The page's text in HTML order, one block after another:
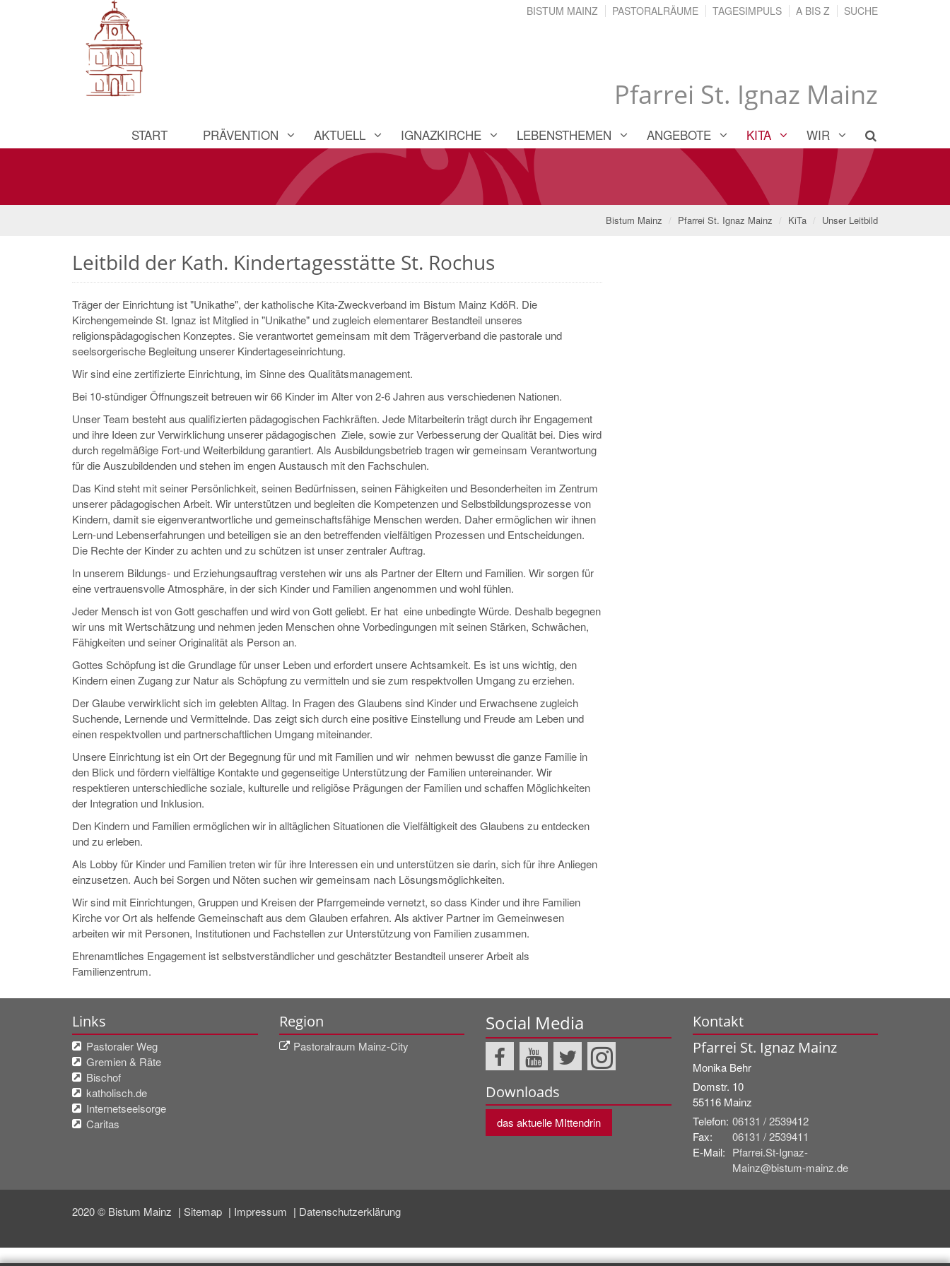
Pfarrei St. Ignaz Mainz
BISTUM MAINZ PASTORALRÄUME TAGESIMPULS A BIS Z SUCHE
START PRÄVENTION AKTUELL IGNAZKIRCHE LEBENSTHEMEN ANGEBOTE KITA WIR
Bistum Mainz Pfarrei St. Ignaz Mainz KiTa Unser Leitbild
Leitbild der Kath. Kindertagesstätte St. Rochus
Träger der Einrichtung ist "Unikathe", der katholische Kita-Zweckverband im Bistum Mainz KdöR. Die
Kirchengemeinde St. Ignaz ist Mitglied in "Unikathe" und zugleich elementarer Bestandteil unseres
religionspädagogischen Konzeptes. Sie verantwortet gemeinsam mit dem Trägerverband die pastorale und
seelsorgerische Begleitung unserer Kindertageseinrichtung.
Wir sind eine zertifizierte Einrichtung, im Sinne des Qualitätsmanagement.
Bei 10-stündiger Öffnungszeit betreuen wir 66 Kinder im Alter von 2-6 Jahren aus verschiedenen Nationen.
Unser Team besteht aus qualifizierten pädagogischen Fachkräften. Jede Mitarbeiterin trägt durch ihr Engagement
und ihre Ideen zur Verwirklichung unserer pädagogischen Ziele, sowie zur Verbesserung der Qualität bei. Dies wird
durch regelmäßige Fort-und Weiterbildung garantiert. Als Ausbildungsbetrieb tragen wir gemeinsam Verantwortung
für die Auszubildenden und stehen im engen Austausch mit den Fachschulen.
Das Kind steht mit seiner Persönlichkeit, seinen Bedürfnissen, seinen Fähigkeiten und Besonderheiten im Zentrum
unserer pädagogischen Arbeit. Wir unterstützen und begleiten die Kompetenzen und Selbstbildungsprozesse von
Kindern, damit sie eigenverantwortliche und gemeinschaftsfähige Menschen werden. Daher ermöglichen wir ihnen
Lern-und Lebenserfahrungen und beteiligen sie an den betreffenden vielfältigen Prozessen und Entscheidungen.
Die Rechte der Kinder zu achten und zu schützen ist unser zentraler Auftrag.
In unserem Bildungs- und Erziehungsauftrag verstehen wir uns als Partner der Eltern und Familien. Wir sorgen für
eine vertrauensvolle Atmosphäre, in der sich Kinder und Familien angenommen und wohl fühlen.
Jeder Mensch ist von Gott geschaffen und wird von Gott geliebt. Er hat eine unbedingte Würde. Deshalb begegnen
wir uns mit Wertschätzung und nehmen jeden Menschen ohne Vorbedingungen mit seinen Stärken, Schwächen,
Fähigkeiten und seiner Originalität als Person an.
Gottes Schöpfung ist die Grundlage für unser Leben und erfordert unsere Achtsamkeit. Es ist uns wichtig, den
Kindern einen Zugang zur Natur als Schöpfung zu vermitteln und sie zum respektvollen Umgang zu erziehen.
Der Glaube verwirklicht sich im gelebten Alltag. In Fragen des Glaubens sind Kinder und Erwachsene zugleich
Suchende, Lernende und Vermittelnde. Das zeigt sich durch eine positive Einstellung und Freude am Leben und
einen respektvollen und partnerschaftlichen Umgang miteinander.
Unsere Einrichtung ist ein Ort der Begegnung für und mit Familien und wir nehmen bewusst die ganze Familie in
den Blick und fördern vielfältige Kontakte und gegenseitige Unterstützung der Familien untereinander. Wir
respektieren unterschiedliche soziale, kulturelle und religiöse Prägungen der Familien und schaffen Möglichkeiten
der Integration und Inklusion.
Den Kindern und Familien ermöglichen wir in alltäglichen Situationen die Vielfältigkeit des Glaubens zu entdecken
und zu erleben.
Als Lobby für Kinder und Familien treten wir für ihre Interessen ein und unterstützen sie darin, sich für ihre Anliegen
einzusetzen. Auch bei Sorgen und Nöten suchen wir gemeinsam nach Lösungsmöglichkeiten.
Wir sind mit Einrichtungen, Gruppen und Kreisen der Pfarrgemeinde vernetzt, so dass Kinder und ihre Familien
Kirche vor Ort als helfende Gemeinschaft aus dem Glauben erfahren. Als aktiver Partner im Gemeinwesen
arbeiten wir mit Personen, Institutionen und Fachstellen zur Unterstützung von Familien zusammen.
Ehrenamtliches Engagement ist selbstverständlicher und geschätzter Bestandteil unserer Arbeit als
Familienzentrum.
Links
Pastoraler Weg
Gremien & Räte
Bischof
katholisch.de
Internetseelsorge
Caritas
Region
Pastoralraum Mainz-City
Social Media
Downloads
das aktuelle MIttendrin
Kontakt
Pfarrei St. Ignaz Mainz
Monika Behr
Domstr. 10
55116 Mainz
Telefon: 06131 / 2539412
Fax:
06131 / 2539411
E-Mail: Pfarrei.St-Ignaz-
Mainz@bistum-mainz.de
2020 © Bistum Mainz Sitemap Impressum Datenschutzerklärung